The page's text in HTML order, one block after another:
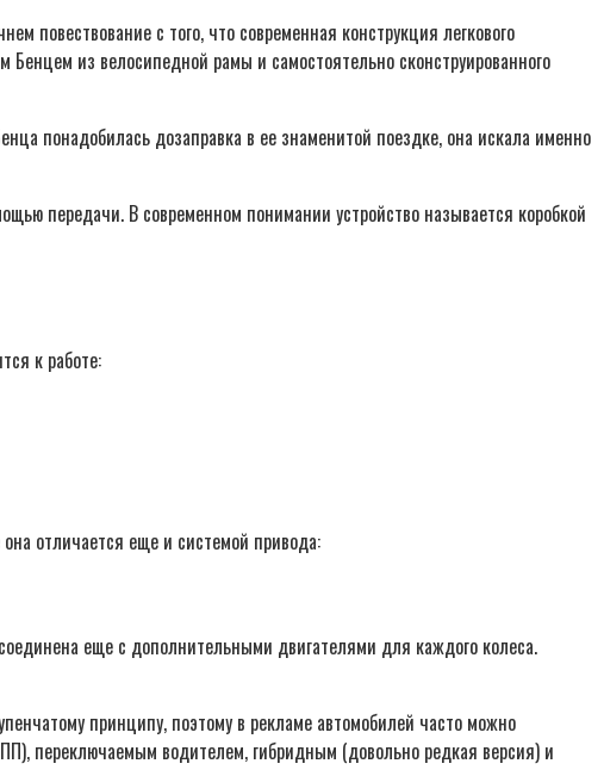
повествование с того, что современная конструкция легкового
Бенцем из велосипедной рамы и самостоятельно сконструированного
понадобилась дозаправка в ее знаменитой поездке, она искала именно
передачи. В современном понимании устройство называется коробкой
к работе:
отличается еще и системой привода:
еще с дополнительными двигателями для каждого колеса.
принципу, поэтому в рекламе автомобилей часто можно
переключаемым водителем, гибридным (довольно редкая версия) и